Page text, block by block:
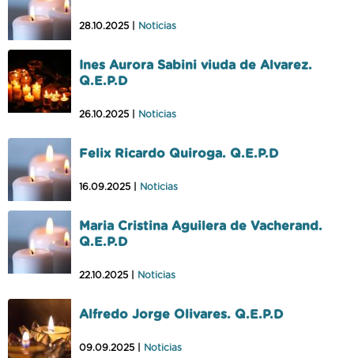
28.10.2025 | Noticias
Ines Aurora Sabini viuda de Alvarez.
Q.E.P.D
26.10.2025 | Noticias
Felix Ricardo Quiroga. Q.E.P.D
16.09.2025 | Noticias
Maria Cristina Aguilera de Vacherand.
Q.E.P.D
22.10.2025 | Noticias
Alfredo Jorge Olivares. Q.E.P.D
09.09.2025 | Noticias